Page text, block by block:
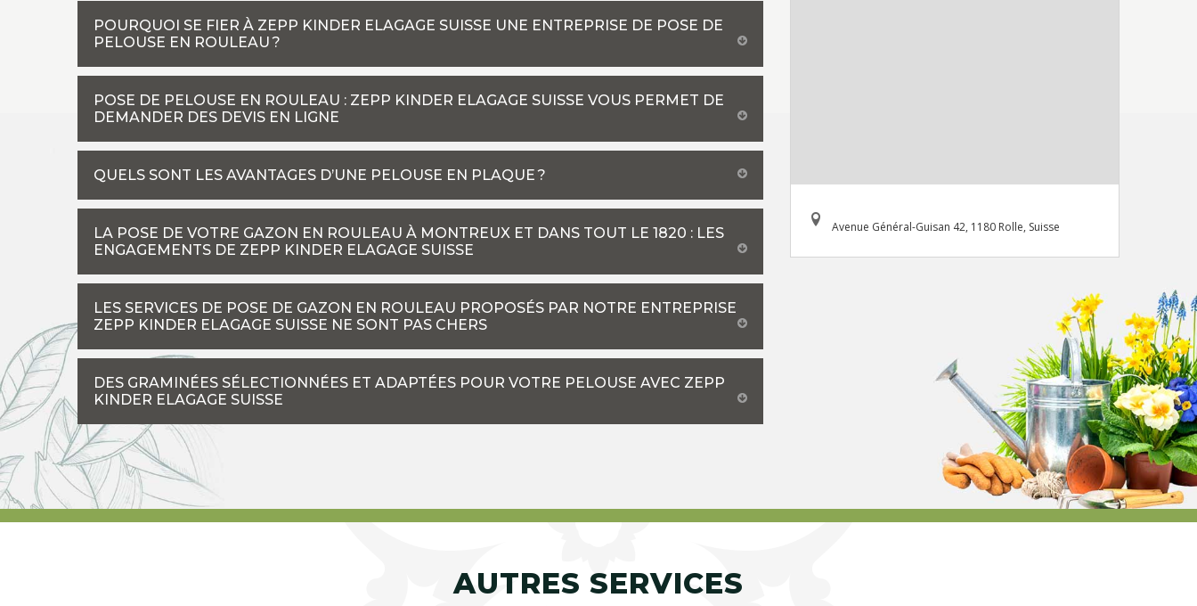
POURQUOI SE FIER À ZEPP KINDER ELAGAGE SUISSE UNE ENTREPRISE DE POSE DE
PELOUSE EN ROULEAU ?
POSE DE PELOUSE EN ROULEAU : ZEPP KINDER ELAGAGE SUISSE VOUS PERMET DE
DEMANDER DES DEVIS EN LIGNE
QUELS SONT LES AVANTAGES D’UNE PELOUSE EN PLAQUE ?
LA POSE DE VOTRE GAZON EN ROULEAU À MONTREUX ET DANS TOUT LE 1820 : LES
ENGAGEMENTS DE ZEPP KINDER ELAGAGE SUISSE
LES SERVICES DE POSE DE GAZON EN ROULEAU PROPOSÉS PAR NOTRE ENTREPRISE
ZEPP KINDER ELAGAGE SUISSE NE SONT PAS CHERS
DES GRAMINÉES SÉLECTIONNÉES ET ADAPTÉES POUR VOTRE PELOUSE AVEC ZEPP
KINDER ELAGAGE SUISSE
Avenue Général-Guisan 42, 1180 Rolle, Suisse
AUTRES SERVICES